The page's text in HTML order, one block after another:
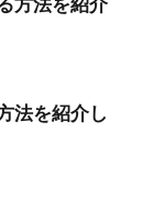
方法を紹介
法を紹介し